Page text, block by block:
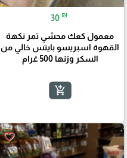
30 ₪
معمول كعك محشي تمر نكهة
القهوة اسبريسو بايتس خالي من
السكر وزنها 500 غرام
add_shopping_cart
favorite_border